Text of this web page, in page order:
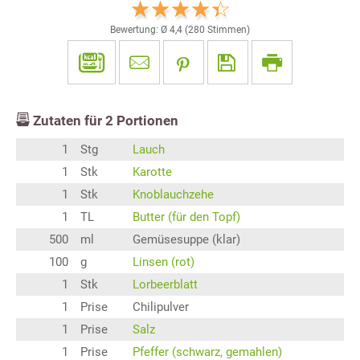
Bewertung: Ø 4,4 (280 Stimmen)
Zutaten für 2 Portionen
1 Stg
Lauch
1
Stk
Karotte
1
Stk
Knoblauchzehe
1
TL
Butter (für den Topf)
500
ml
Gemüsesuppe (klar)
100
g
Linsen (rot)
1
Stk
Lorbeerblatt
1
Prise
Chilipulver
1
Prise
Salz
1
Prise Pfeffer (schwarz, gemahlen)